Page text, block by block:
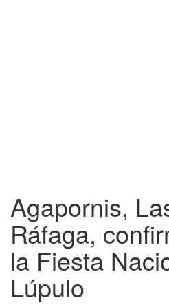
Agapornis,
Ráfaga,
la Fiesta
Lúpulo